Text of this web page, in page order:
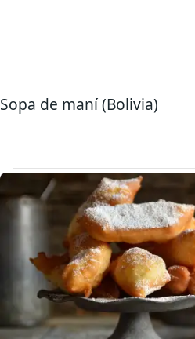
Sopa de maní (Bolivia)